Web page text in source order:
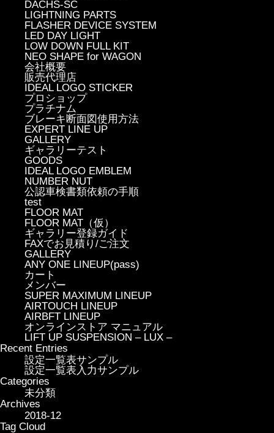
DACHS-SC
LIGHTNING PARTS
FLASHER DEVICE SYSTEM
LED DAY LIGHT
LOW DOWN FULL KIT
NEO SHAPE for WAGON
会社概要
販売代理店
IDEAL LOGO STICKER
プロショップ
プラチナム
ブレーキ断面図使用方法
EXPERT LINE UP
GALLERY
ギャラリーテスト
GOODS
IDEAL LOGO EMBLEM
NUMBER NUT
公認車検書類依頼の手順
test
FLOOR MAT
FLOOR MAT（仮）
ギャラリー登録ガイド
FAXでお見積り/ご注文
GALLERY
ANY ONE LINEUP(pass)
カート
メンバー
SUPER MAXIMUM LINEUP
AIRTOUCH LINEUP
AIRBFT LINEUP
オンラインストア マニュアル
LIFT UP SUSPENSION – LUX –
Recent Entries
設定一覧表サンプル
設定一覧表入力サンプル
Categories
未分類
Archives
2018-12
Tag Cloud